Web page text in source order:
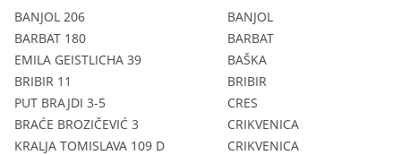
BANJOL 206
BANJOL
BARBAT 180
BARBAT
EMILA GEISTLICHA 39
BAŠKA
BRIBIR 11
BRIBIR
PUT BRAJDI 3-5
CRES
BRAĆE BROZIČEVIĆ 3
CRIKVENICA
KRALJA TOMISLAVA 109 D
CRIKVENICA